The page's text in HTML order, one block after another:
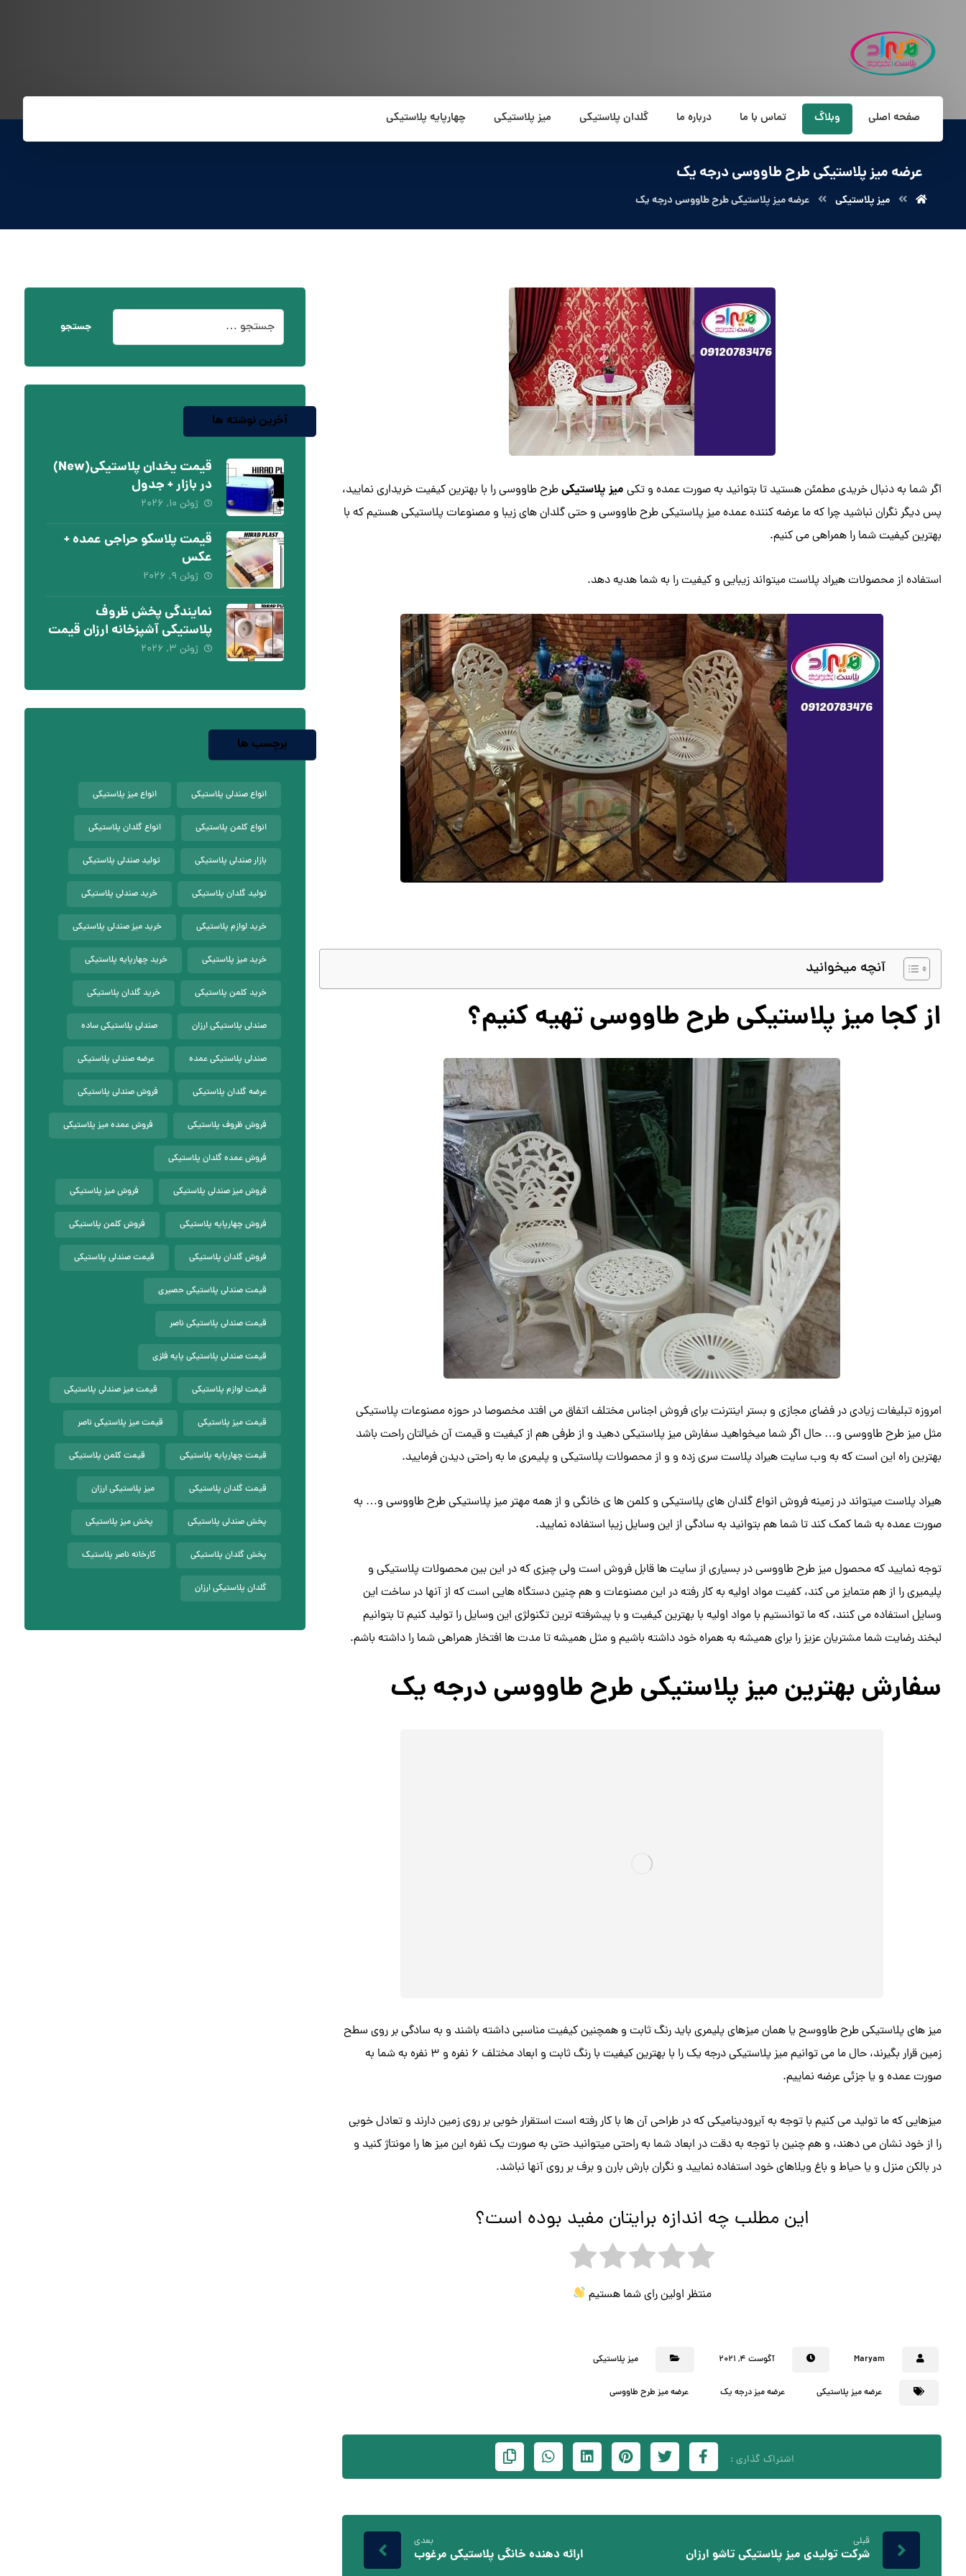
صفحه اصلی وبلاگ تماس با ما درباره ما گلدان پلاستیکی میز پلاستیکی چهارپایه پلاستیکی
عرضه میز پلاستیکی طرح طاووسی درجه یک
میز پلاستیکی عرضه میز پلاستیکی طرح طاووسی درجه یک
اگر شما به دنبال خریدی مطمئن هستید تا بتوانید به صورت عمده و تکی میز پلاستیکیطرح طاووسی را با بهترین کیفیت خریداری نمایید،
پس دیگر نگران نباشید چرا که ما عرضه کننده عمده میز پلاستیکی طرح طاووسی و حتی گلدان های زیبا و مصنوعات پلاستیکی هستیم که با
بهترین کیفیت شما را همراهی می کنیم.
استفاده از محصولات هیراد پلاست میتواند زیبایی و کیفیت را به شما هدیه دهد.
آنچه میخوانید
از کجا میز پلاستیکی طرح طاووسی تهیه کنیم؟
امروزه تبلیغات زیادی در فضای مجازی و بستر اینترنت برای فروش اجناس مختلف اتفاق می افتد مخصوصا در حوزه مصنوعات پلاستیکی
مثل میز طرح طاووسی و… حال اگر شما میخواهید سفارش میز پلاستیکی دهید و از طرفی هم از کیفیت و قیمت آن خیالتان راحت باشد
بهترین راه این است که به وب سایت هیراد پلاست سری زده و و از محصولات پلاستیکی و پلیمری ما به راحتی دیدن فرمایید.
هیراد پلاست میتواند در زمینه فروش انواع گلدان های پلاستیکی و کلمن ها ی خانگی و از همه مهتر میز پلاستیکی طرح طاووسی و… به
صورت عمده به شما کمک کند تا شما هم بتوانید به سادگی از این وسایل زیبا استفاده نمایید.
توجه نمایید که محصول میز طرح طاووسی در بسیاری از سایت ها قابل فروش است ولی چیزی که در این بین محصولات پلاستیکی و
پلیمیری را از هم متمایز می کند، کفیت مواد اولیه به کار رفته در این مصنوعات و هم چنین دستگاه هایی است که از آنها در ساخت این
وسایل استفاده می کنند، که ما توانستیم با مواد اولیه با بهترین کیفیت و با پیشرفته ترین تکنولژی این وسایل را تولید کنیم تا بتوانیم
لبخند رضایت شما مشتریان عزیز را برای همیشه به همراه خود داشته باشیم و مثل همیشه تا مدت ها افتخار همراهی شما را داشته باشم.
سفارش بهترین میز پلاستیکی طرح طاووسی درجه یک
میز های پلاستیکی طرح طاووسح یا همان میزهای پلیمری باید رنگ ثابت و همچنین کیفیت مناسبی داشته باشند و به سادگی بر روی سطح
زمین قرار بگیرند، حال ما می توانیم میز پلاستیکی درجه یک را با بهترین کیفیت با رنگ ثابت و ابعاد مختلف 6 نفره و 3 نفره به شما به
صورت عمده و یا جزئی عرضه نماییم.
میزهایی که ما تولید می کنیم با توجه به آیرودینامیکی که در طراحی آن ها با کار رفته است استقرار خوبی بر روی زمین دارند و تعادل خوبی
را از خود نشان می دهند، و هم چنین با توجه به دقت در ابعاد شما به راحتی میتوانید حتی به صورت یک نفره این میز ها را مونتاژ کنید و
در بالکن منزل و یا حیاط و باغ ویلاهای خود استفاده نمایید و نگران بارش بارن و برف بر روی آنها نباشد.
این مطلب چه اندازه برایتان مفید بوده است؟
منتظر اولین رای شما هستیم
Maryam آگوست ۴, ۲۰۲۱ میز پلاستیکی
عرضه میز پلاستیکی عرضه میز درجه یک عرضه میز طرح طاووسی
قبلی
شرکت تولیدی میز پلاستیکی تاشو ارزان
بعدی
ارائه دهنده خانگی پلاستیکی مرغوب
جستجو
آخرین نوشته ها
قیمت یخدان پلاستیکی(New)
در بازار + جدول
ژوئن ۱۰, ۲۰۲۶
قیمت پلاسکو حراجی عمده +
عکس
ژوئن ۹, ۲۰۲۶
نمایندگی پخش ظروف
پلاستیکی آشپزخانه ارزان قیمت
ژوئن ۳, ۲۰۲۶
برچسب ها
انواع صندلی پلاستیکی انواع میز پلاستیکی
انواع کلمن پلاستیکی انواع گلدان پلاستیکی
بازار صندلی پلاستیکی تولید صندلی پلاستیکی
تولید گلدان پلاستیکی خرید صندلی پلاستیکی
خرید لوازم پلاستیکی خرید میز صندلی پلاستیکی
خرید میز پلاستیکی خرید چهارپایه پلاستیکی
خرید کلمن پلاستیکی خرید گلدان پلاستیکی
صندلی پلاستیکی ارزان صندلی پلاستیکی ساده
صندلی پلاستیکی عمده عرضه صندلی پلاستیکی
عرضه گلدان پلاستیکی فروش صندلی پلاستیکی
فروش ظروف پلاستیکی فروش عمده میز پلاستیکی
فروش عمده گلدان پلاستیکی
فروش میز صندلی پلاستیکی فروش میز پلاستیکی
فروش چهارپایه پلاستیکی فروش کلمن پلاستیکی
فروش گلدان پلاستیکی قیمت صندلی پلاستیکی
قیمت صندلی پلاستیکی حصیری
قیمت صندلی پلاستیکی ناصر
قیمت صندلی پلاستیکی پایه فلزی
قیمت لوازم پلاستیکی قیمت میز صندلی پلاستیکی
قیمت میز پلاستیکی قیمت میز پلاستیکی ناصر
قیمت چهارپایه پلاستیکی قیمت کلمن پلاستیکی
قیمت گلدان پلاستیکی میز پلاستیکی ارزان
پخش صندلی پلاستیکی پخش میز پلاستیکی
پخش گلدان پلاستیکی کارخانه ناصر پلاستیک
گلدان پلاستیکی ارزان